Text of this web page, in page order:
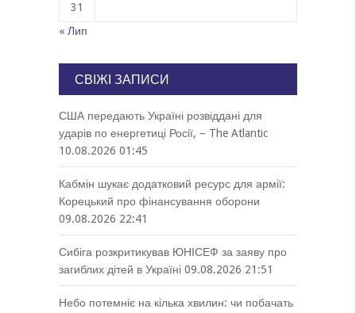
31
« Лип
СВІЖІ ЗАПИСИ
США передають Україні розвіддані для
ударів по енергетиці Росії, – The Atlantic
10.08.2026 01:45
Кабмін шукає додатковий ресурс для армії:
Корецький про фінансування оборони
09.08.2026 22:41
Сибіга розкритикував ЮНІСЕФ за заяву про
загиблих дітей в Україні 09.08.2026 21:51
Небо потемніє на кілька хвилин: чи побачать